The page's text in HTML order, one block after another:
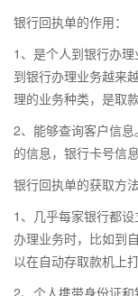
银行回执单的作用：
1、是个人到银行办
到银行办理业务越来
理的业务种类，是取
2、能够查询客户信
的信息，银行卡号信
银行回执单的获取方法
1、几乎每家银行都
办理业务时，比如到
以在自动存取款机上
2、个人携带身份证